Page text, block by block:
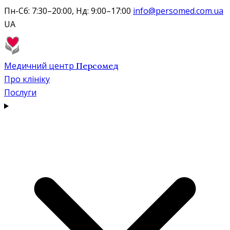
Пн-Сб: 7:30–20:00, Нд: 9:00–17:00 info@persomed.com.ua
UA
Медичний центр Персомед
Про клініку
Послуги